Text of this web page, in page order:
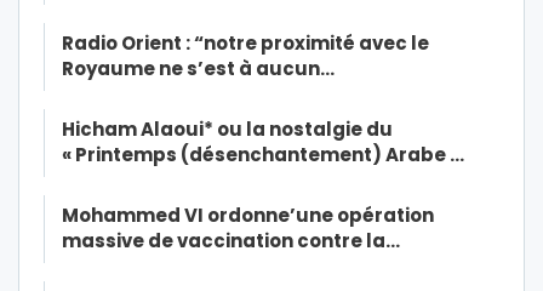
Radio Orient : “notre proximité avec le
Royaume ne s’est à aucun…
Hicham Alaoui* ou la nostalgie du
« Printemps (désenchantement) Arabe …
Mohammed VI ordonne’une opération
massive de vaccination contre la…